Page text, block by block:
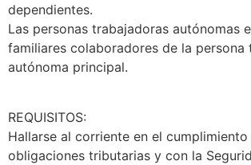
dependientes.
Las personas trabajadoras autónomas
familiares colaboradores de la persona
autónoma principal.
REQUISITOS:
Hallarse al corriente en el cumplimiento
obligaciones tributarias y con la